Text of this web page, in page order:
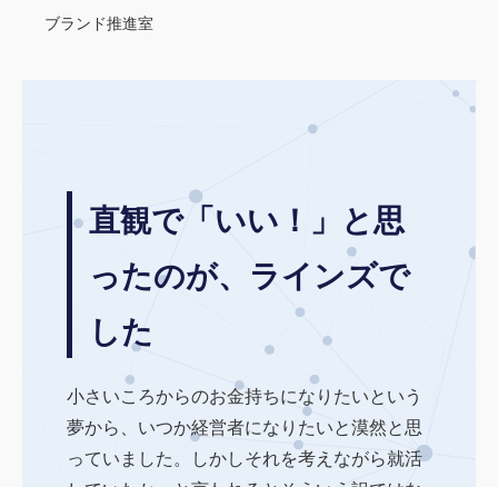
ブランド推進室
直観で「いい！」と思
ったのが、ラインズで
した
小さいころからのお金持ちになりたいという
夢から、いつか経営者になりたいと漠然と思
っていました。しかしそれを考えながら就活